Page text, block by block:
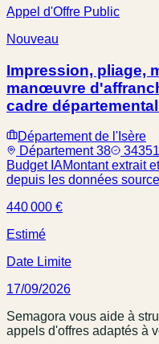
Appel d'Offre Public
Nouveau
Impression, pliage,
manœuvre
cadre
Département de l'Isère
Département 38
Budget IAMontant extrait
depuis les données
440 000 €
Estimé
Date Limite
17/09/2026
Semagora vous aide à
appels d'offres adaptés à